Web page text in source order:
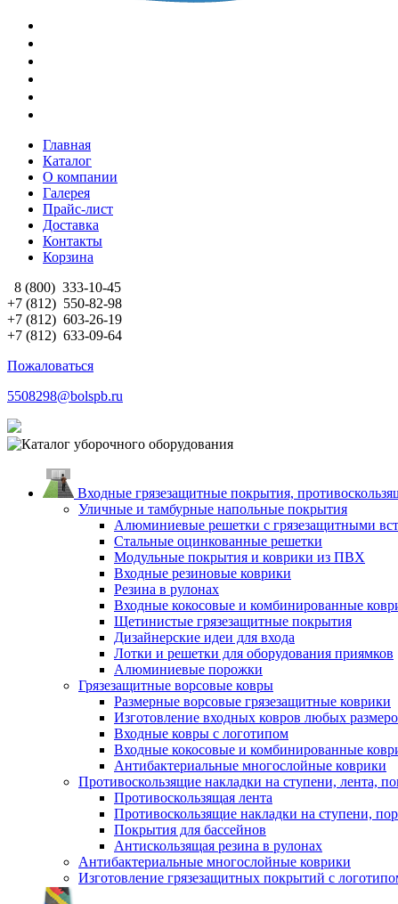
Главная
Каталог
О компании
Галерея
Прайс-лист
Доставка
Контакты
Корзина
8 (800) 333-10-45
+7 (812) 550-82-98
+7 (812) 603-26-19
+7 (812) 633-09-64
Пожаловаться
5508298@bolspb.ru
Входные грязезащитные покрытия,
Уличные и тамбурные напольные покрытия
Алюминиевые решетки с грязезащитными
Стальные оцинкованные решетки
Модульные покрытия и коврики из ПВХ
Входные резиновые коврики
Резина в рулонах
Входные кокосовые и комбинированные
Щетинистые грязезащитные покрытия
Дизайнерские идеи для входа
Лотки и решетки для оборудования приямков
Алюминиевые порожки
Грязезащитные ворсовые ковры
Размерные ворсовые грязезащитные коврики
Изготовление входных ковров любых
Входные ковры с логотипом
Входные кокосовые и комбинированные
Антибактериальные многослойные коврики
Противоскользящие накладки на ступени, лента,
Противоскользящая лента
Противоскользящие накладки на ступени,
Покрытия для бассейнов
Антискользящая резина в рулонах
Антибактериальные многослойные коврики
Изготовление грязезащитных покрытий с